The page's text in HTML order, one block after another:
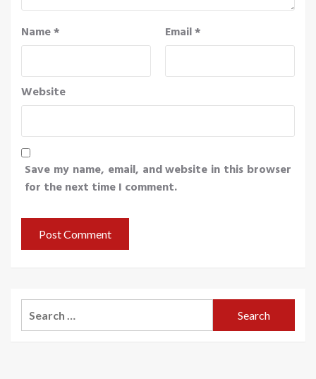
Name* Email*
Website
Save my name, email, and website in this browser
for the next time I comment.
for: